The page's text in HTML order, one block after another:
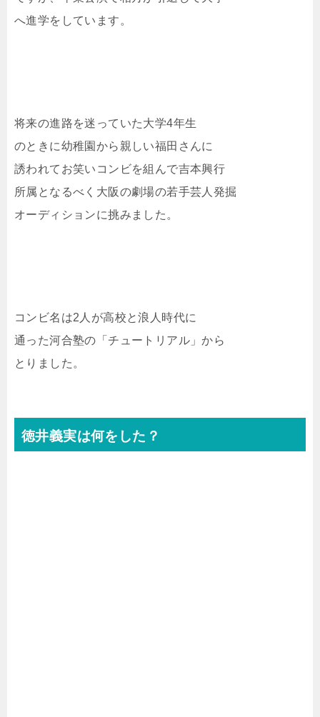
へ進学をしています。
将来の進路を迷っていた大学4年生
のときに幼稚園から親しい福田さんに
誘われてお笑いコンビを組んで吉本興行
所属となるべく大阪の劇場の若手芸人発掘
オーディションに挑みました。
コンビ名は2人が高校と浪人時代に
通った河合塾の「チュートリアル」から
とりました。
徳井義実は何をした？